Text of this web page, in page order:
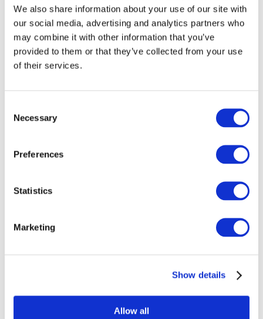
We also share information about your use of our site with
our social media, advertising and analytics partners who
may combine it with other information that you’ve
provided to them or that they’ve collected from your use
of their services.
Selection
Necessary
Preferences
Statistics
Marketing
Show details
Allow all
Ohne Subgenre